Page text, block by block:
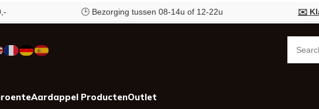
🕒 Bezorging tussen 08-14u of 12-22u ✉️
Aardappel ProductenOutlet